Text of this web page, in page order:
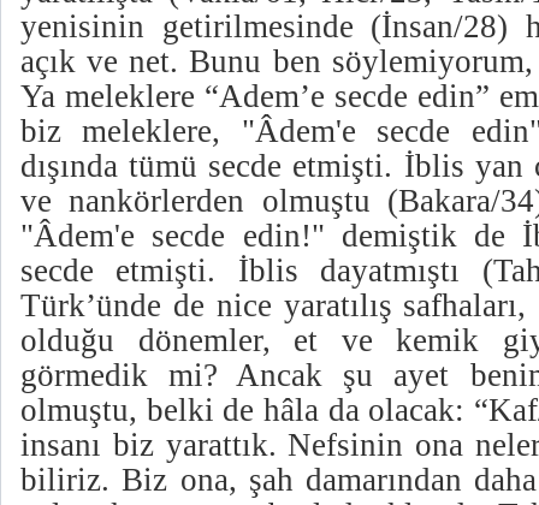
yenisinin getirilmesinde (İnsan/28)
açık ve net. Bunu ben
Ya meleklere “Adem’e secde edin”
biz meleklere, "Âdem'e secde
dışında tümü secde etmişti. İblis yan
ve nankörlerden olmuştu (Bakara/
"Âdem'e secde edin!" demiştik de
secde etmişti. İblis dayatmıştı
Türk’ünde de nice yaratılış
olduğu dönemler, et ve kemik
görmedik mi? Ancak şu ayet
olmuştu, belki de hâla da olacak:
insanı biz yarattık. Nefsinin ona neler
biliriz. Biz ona, şah damarından